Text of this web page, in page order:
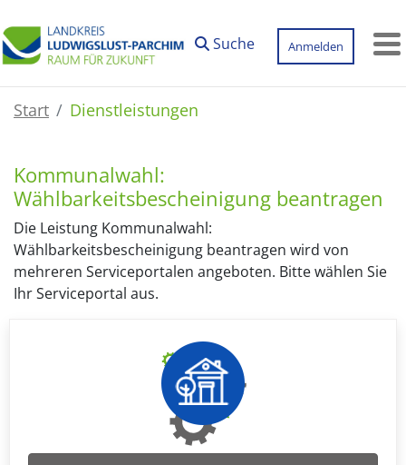
Suche
Anmelden
Start Dienstleistungen
Kommunalwahl:
Wählbarkeitsbescheinigung beantragen
Die Leistung Kommunalwahl:
Wählbarkeitsbescheinigung beantragen wird von
mehreren Serviceportalen angeboten. Bitte wählen Sie
Ihr Serviceportal aus.